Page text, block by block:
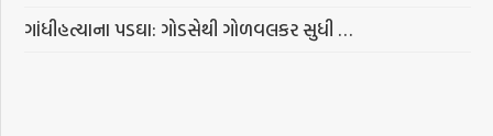
ગાંધીહત્યાના પડઘા: ગોડસેથી ગોળવલકર સુધી …